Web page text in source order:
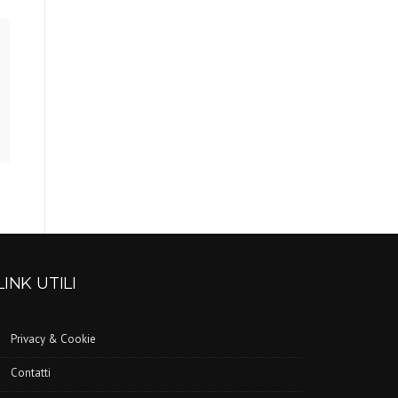
UTILI
Privacy & Cookie
Contatti